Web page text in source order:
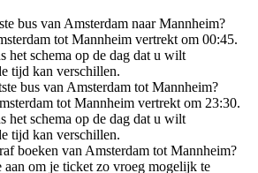
bus van Amsterdam naar Mannheim?
tot Mannheim vertrekt om 00:45.
het schema op de dag dat u wilt
tijd kan verschillen.
bus van Amsterdam tot Mannheim?
tot Mannheim vertrekt om 23:30.
het schema op de dag dat u wilt
tijd kan verschillen.
boeken van Amsterdam tot Mannheim?
om je ticket zo vroeg mogelijk te